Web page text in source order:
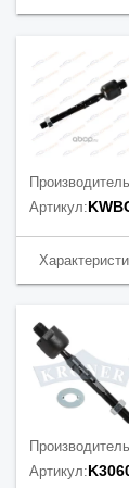
Артикул:
Артикул: